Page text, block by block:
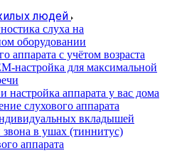
людей
слуха на
оборудовании
аппарата с учётом возраста
настройка для максимальной
настройка аппарата у вас дома
слухового аппарата
вкладышей
в ушах (тиннитус)
аппарата